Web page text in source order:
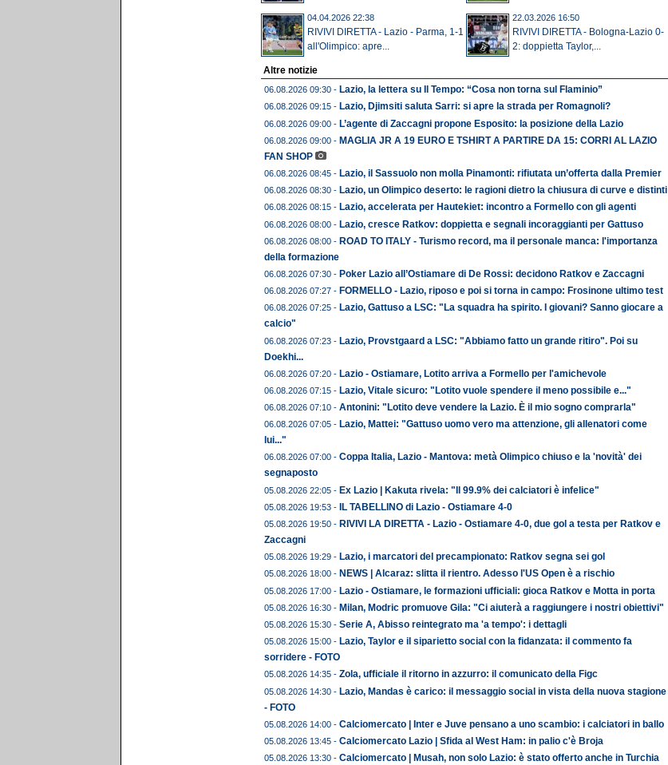
04.04.2026 22:38
RIVIVI DIRETTA - Lazio - Parma, 1-1
all'Olimpico: apre...
22.03.2026 16:50
RIVIVI DIRETTA - Bologna-Lazio 0-
2: doppietta Taylor,...
Altre notizie
06.08.2026 09:30 - Lazio, la lettera su Il Tempo: “Cosa non torna sul Flaminio”
06.08.2026 09:15 - Lazio, Djimsiti saluta Sarri: si apre la strada per Romagnoli?
06.08.2026 09:00 - L’agente di Zaccagni propone Esposito: la posizione della Lazio
06.08.2026 09:00 - MAGLIA JR A 19 EURO E TSHIRT A PARTIRE DA 15: CORRI AL LAZIO
FAN SHOP
06.08.2026 08:45 - Lazio, il Sassuolo non molla Pinamonti: rifiutata un’offerta dalla Premier
06.08.2026 08:30 - Lazio, un Olimpico deserto: le ragioni dietro la chiusura di curve e distinti
06.08.2026 08:15 - Lazio, accelerata per Hautekiet: incontro a Formello con gli agenti
06.08.2026 08:00 - Lazio, cresce Ratkov: doppietta e segnali incoraggianti per Gattuso
06.08.2026 08:00 - ROAD TO ITALY - Turismo record, ma il personale manca: l'importanza
della formazione
06.08.2026 07:30 - Poker Lazio all’Ostiamare di De Rossi: decidono Ratkov e Zaccagni
06.08.2026 07:27 - FORMELLO - Lazio, riposo e poi si torna in campo: Frosinone ultimo test
06.08.2026 07:25 - Lazio, Gattuso a LSC: "La squadra ha spirito. I giovani? Sanno giocare a
calcio"
06.08.2026 07:23 - Lazio, Provstgaard a LSC: "Abbiamo fatto un grande ritiro". Poi su
Doekhi...
06.08.2026 07:20 - Lazio - Ostiamare, Lotito arriva a Formello per l'amichevole
06.08.2026 07:15 - Lazio, Vitale sicuro: "Lotito vuole spendere il meno possibile e..."
06.08.2026 07:10 - Antonini: "Lotito deve vendere la Lazio. È il mio sogno comprarla"
06.08.2026 07:05 - Lazio, Mattei: "Gattuso uomo vero ma attenzione, gli allenatori come
lui..."
06.08.2026 07:00 - Coppa Italia, Lazio - Mantova: metà Olimpico chiuso e la 'novità' dei
segnaposto
05.08.2026 22:05 - Ex Lazio | Kakuta rivela: "Il 99.9% dei calciatori è infelice"
05.08.2026 19:53 - IL TABELLINO di Lazio - Ostiamare 4-0
05.08.2026 19:50 - RIVIVI LA DIRETTA - Lazio - Ostiamare 4-0, due gol a testa per Ratkov e
Zaccagni
05.08.2026 19:29 - Lazio, i marcatori del precampionato: Ratkov segna sei gol
05.08.2026 18:00 - NEWS | Alcaraz: slitta il rientro. Adesso l'US Open è a rischio
05.08.2026 17:00 - Lazio - Ostiamare, le formazioni ufficiali: gioca Ratkov e Motta in porta
05.08.2026 16:30 - Milan, Modric promuove Gila: "Ci aiuterà a raggiungere i nostri obiettivi"
05.08.2026 15:30 - Serie A, Abisso reintegrato ma 'a tempo': i dettagli
05.08.2026 15:00 - Lazio, Taylor e il siparietto social con la fidanzata: il commento fa
sorridere - FOTO
05.08.2026 14:35 - Zola, ufficiale il ritorno in azzurro: il comunicato della Figc
05.08.2026 14:30 - Lazio, Mandas è carico: il messaggio social in vista della nuova stagione
- FOTO
05.08.2026 14:00 - Calciomercato | Inter e Juve pensano a uno scambio: i calciatori in ballo
05.08.2026 13:45 - Calciomercato Lazio | Sfida al West Ham: in palio c'è Broja
05.08.2026 13:30 - Calciomercato | Musah, non solo Lazio: è stato offerto anche in Turchia